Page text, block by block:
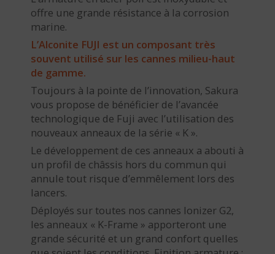
offre une grande résistance à la corrosion
marine.
L’Alconite FUJI est un composant très
souvent utilisé sur les cannes milieu-haut
de gamme.
Toujours à la pointe de l’innovation, Sakura
vous propose de bénéficier de l’avancée
technologique de Fuji avec l’utilisation des
nouveaux anneaux de la série « K ».
Le développement de ces anneaux a abouti à
un profil de châssis hors du commun qui
annule tout risque d’emmêlement lors des
lancers.
Déployés sur toutes nos cannes Ionizer G2,
les anneaux « K-Frame » apporteront une
grande sécurité et un grand confort quelles